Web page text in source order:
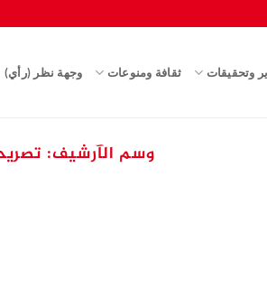
وتحقيقات ثقافة ومنوعات وجهة نظر (رأي)
وسم الآرشيف: